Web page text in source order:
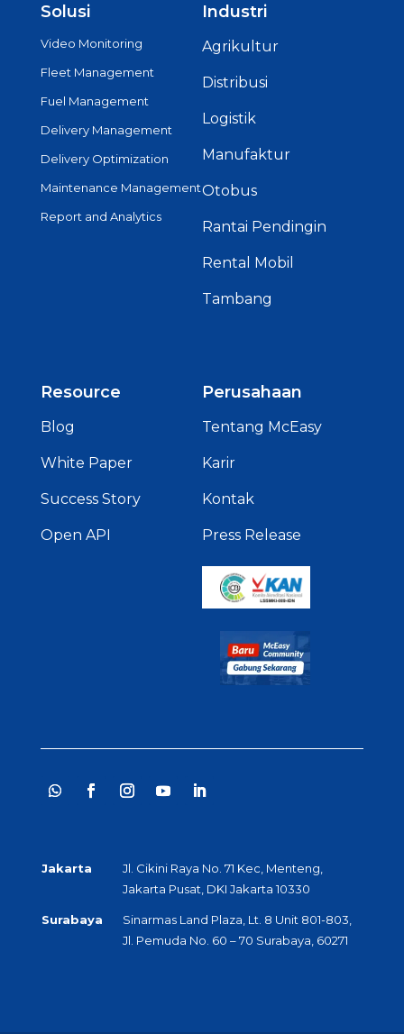
Solusi
Video Monitoring
Fleet Management
Fuel Management
Delivery Management
Delivery Optimization
Maintenance Management
Report and Analytics
Industri
Agrikultur
Distribusi
Logistik
Manufaktur
Otobus
Rantai Pendingin
Rental Mobil
Tambang
Resource
Blog
White Paper
Success Story
Open API
Perusahaan
Tentang McEasy
Karir
Kontak
Press Release
Jakarta
Jl. Cikini Raya No. 71 Kec, Menteng,
Jakarta Pusat, DKI Jakarta 10330
Surabaya
Sinarmas Land Plaza, Lt. 8 Unit 801-803,
Jl. Pemuda No. 60 – 70 Surabaya, 60271